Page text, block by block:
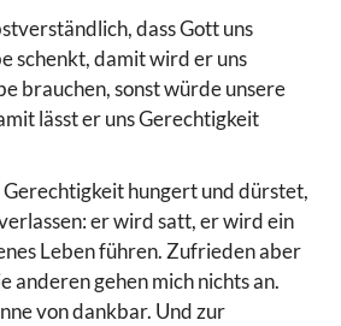
dass Gott uns
schenkt, damit wird er uns
brauchen, sonst würde unsere
lässt er uns Gerechtigkeit
hungert und dürstet,
er wird satt, er wird ein
Leben führen. Zufrieden aber
anderen gehen mich nichts an.
von dankbar. Und zur